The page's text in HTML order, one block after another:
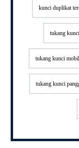
kunci duplikat
tukang kunci
tukang kunci
tukang kunci